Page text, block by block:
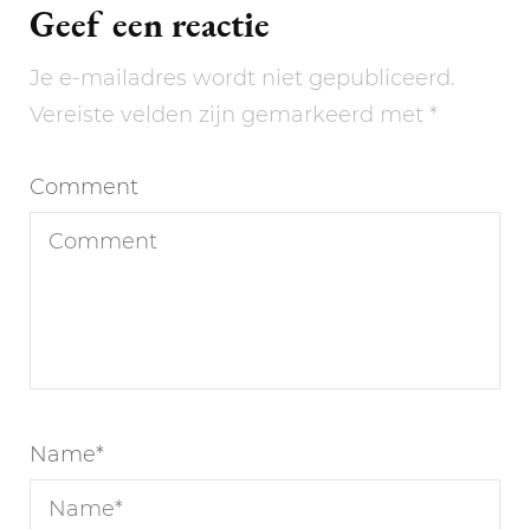
Geef een reactie
Je e-mailadres wordt niet gepubliceerd.
Vereiste velden zijn gemarkeerd met *
Comment
Name*